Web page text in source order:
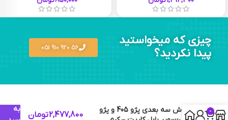
چیزی که میخواستید
پیدا نکردید؟
56 920 910 051
کفپوش سه بعدی پژو 405 و پژو
2,477,800تومان
به
0